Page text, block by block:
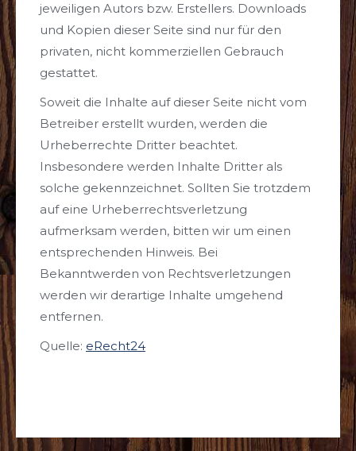
jeweiligen Autors bzw. Erstellers. Downloads
und Kopien dieser Seite sind nur für den
privaten, nicht kommerziellen Gebrauch
gestattet.
Soweit die Inhalte auf dieser Seite nicht vom
Betreiber erstellt wurden, werden die
Urheberrechte Dritter beachtet.
Insbesondere werden Inhalte Dritter als
solche gekennzeichnet. Sollten Sie trotzdem
auf eine Urheberrechtsverletzung
aufmerksam werden, bitten wir um einen
entsprechenden Hinweis. Bei
Bekanntwerden von Rechtsverletzungen
werden wir derartige Inhalte umgehend
entfernen.
Quelle: eRecht24